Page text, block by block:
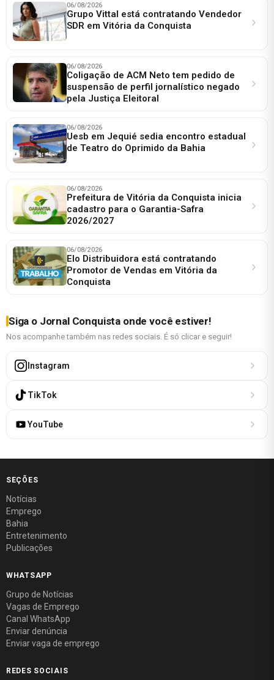
06/08/2026
Grupo Vittal está contratando Vendedor
SDR em Vitória da Conquista
06/08/2026
Coligação de ACM Neto tem pedido de
suspensão de perfil jornalístico negado
pela Justiça Eleitoral
06/08/2026
Uesb em Jequié sedia encontro estadual
de Teatro do Oprimido da Bahia
06/08/2026
Prefeitura de Vitória da Conquista inicia
cadastro para o Garantia-Safra
2026/2027
06/08/2026
Elo Distribuidora está contratando
Promotor de Vendas em Vitória da
Conquista
Siga o Jornal Conquista onde você estiver!
Nos acompanhe também nas redes sociais. É só clicar e seguir!
Instagram
TikTok
YouTube
SEÇÕES
Notícias
Emprego
Bahia
Entretenimento
Publicações
WHATSAPP
Grupo de Notícias
Vagas de Emprego
Canal WhatsApp
Enviar denúncia
Enviar vaga de emprego
REDES SOCIAIS